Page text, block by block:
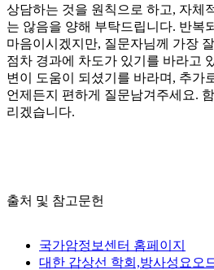
상담하는 것을 원칙으로 하고, 자체
는 않음을 양해 부탁드립니다. 반복
마음이시겠지만, 질문자님께 가장
점차 경과에 차도가 있기를 바라고
변이 도움이 되셨기를 바라며, 추가
언제든지 편하게 질문남겨주세요.
리겠습니다.
출처 및 참고문헌
국가암정보센터 홈페이지
대한 갑상선 학회,방사성요오